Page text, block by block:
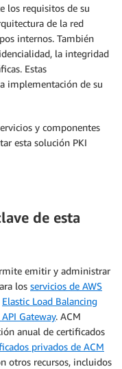
los requisitos de su
de la red
internos. También
la integridad
Estas
implementación de su
y componentes
esta solución PKI
de esta
emitir y administrar
los servicios de AWS
Elastic Load Balancing
Gateway. ACM
anual de certificados
privados de ACM
otros recursos, incluidos